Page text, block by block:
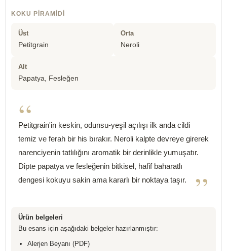
KOKU PIRAMIDI
Üst
Petitgrain
Orta
Neroli
Alt
Papatya, Fesleğen
“
Petitgrain'in keskin, odunsu-yeşil açılışı ilk anda cildi
temiz ve ferah bir his bırakır. Neroli kalpte devreye girerek
narenciyenin tatlılığını aromatik bir derinlikle yumuşatır.
Dipte papatya ve fesleğenin bitkisel, hafif baharatlı
dengesi kokuyu sakin ama kararlı bir noktaya taşır.
”
Ürün belgeleri
Bu esans için aşağıdaki belgeler hazırlanmıştır:
Alerjen Beyanı (PDF)